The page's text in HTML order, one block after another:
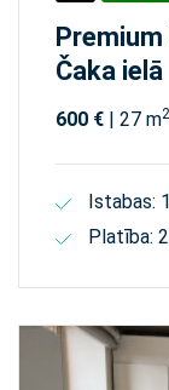
Čaka ielā
600 € | 27 m2
Istabas: 1
Platība: